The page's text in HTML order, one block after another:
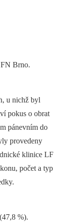
Brno.
u nichž byl
pokus o obrat
pánevním do
provedeny
klinice LF
počet a typ
%).